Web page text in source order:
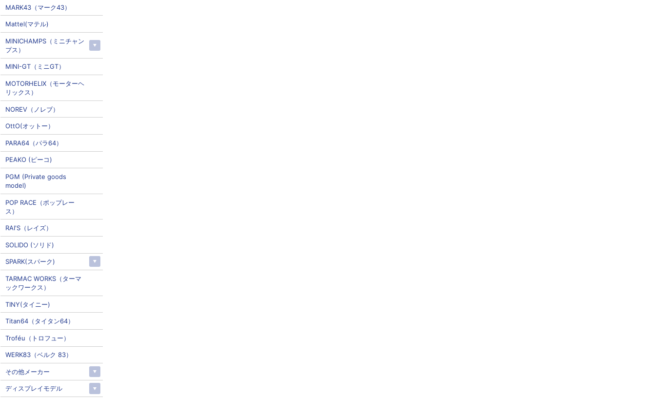
MARK43（マーク43）
Mattel(マテル)
MINICHAMPS（ミニチャン
プス）
MINI-GT（ミニGT）
MOTORHELIX（モーターヘ
リックス）
NOREV（ノレブ）
OttO(オットー）
PARA64（パラ64）
PEAKO (ピーコ)
PGM (Private goods
model)
POP RACE（ポップレー
ス）
RAI'S（レイズ）
SOLIDO (ソリド)
SPARK(スパーク)
TARMAC WORKS（ターマ
ックワークス）
TINY(タイニー)
Titan64（タイタン64）
Troféu（トロフュー）
WERK83（ベルク 83）
その他メーカー
ディスプレイモデル